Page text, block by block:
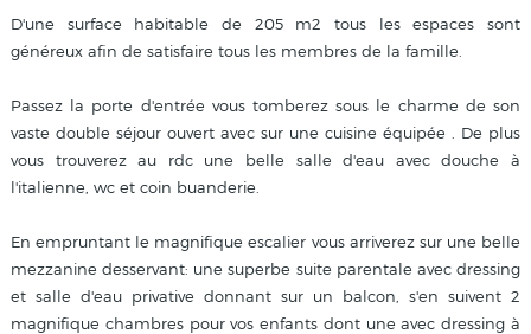
D'une surface habitable de 205 m2 tous les espaces sont
généreux afin de satisfaire tous les membres de la famille.
Passez la porte d'entrée vous tomberez sous le charme de son
vaste double séjour ouvert avec sur une cuisine équipée . De plus
vous trouverez au rdc une belle salle d'eau avec douche à
l'italienne, wc et coin buanderie.
En empruntant le magnifique escalier vous arriverez sur une belle
mezzanine desservant: une superbe suite parentale avec dressing
et salle d'eau privative donnant sur un balcon, s'en suivent 2
magnifique chambres pour vos enfants dont une avec dressing à